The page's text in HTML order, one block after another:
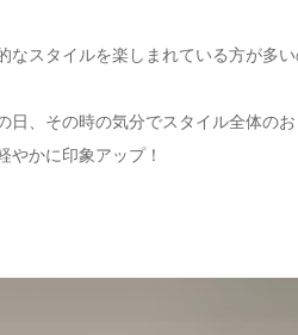
スタイルを楽しまれている方が多
、その時の気分でスタイル全体の
やかに印象アップ！